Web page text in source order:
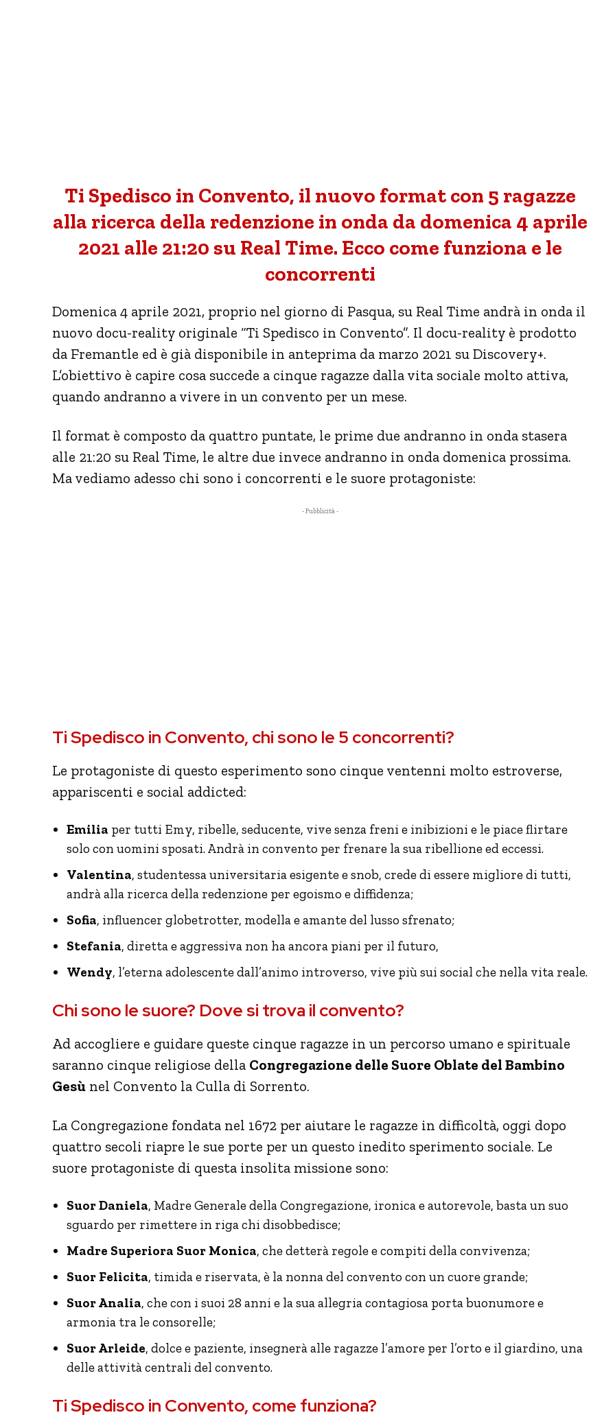
Ti Spedisco in Convento, il nuovo format con 5 ragazze
alla ricerca della redenzione in onda da domenica 4 aprile
2021 alle 21:20 su Real Time. Ecco come funziona e le
concorrenti
Domenica 4 aprile 2021, proprio nel giorno di Pasqua, su Real Time andrà in onda il
nuovo docu-reality originale “Ti Spedisco in Convento”. Il docu-reality è prodotto
da Fremantle ed è già disponibile in anteprima da marzo 2021 su Discovery+.
L’obiettivo è capire cosa succede a cinque ragazze dalla vita sociale molto attiva,
quando andranno a vivere in un convento per un mese.
Il format è composto da quattro puntate, le prime due andranno in onda stasera
alle 21:20 su Real Time, le altre due invece andranno in onda domenica prossima.
Ma vediamo adesso chi sono i concorrenti e le suore protagoniste:
- Pubblicità -
Ti Spedisco in Convento, chi sono le 5 concorrenti?
Le protagoniste di questo esperimento sono cinque ventenni molto estroverse,
appariscenti e social addicted:
Emilia per tutti Emy, ribelle, seducente, vive senza freni e inibizioni e le piace flirtare
solo con uomini sposati. Andrà in convento per frenare la sua ribellione ed eccessi.
Valentina, studentessa universitaria esigente e snob, crede di essere migliore di tutti,
andrà alla ricerca della redenzione per egoismo e diffidenza;
Sofia, influencer globetrotter, modella e amante del lusso sfrenato;
Stefania, diretta e aggressiva non ha ancora piani per il futuro,
Wendy, l’eterna adolescente dall’animo introverso, vive più sui social che nella vita reale.
Chi sono le suore? Dove si trova il convento?
Ad accogliere e guidare queste cinque ragazze in un percorso umano e spirituale
saranno cinque religiose della Congregazione delle Suore Oblate del Bambino
Gesù nel Convento la Culla di Sorrento.
La Congregazione fondata nel 1672 per aiutare le ragazze in difficoltà, oggi dopo
quattro secoli riapre le sue porte per un questo inedito sperimento sociale. Le
suore protagoniste di questa insolita missione sono:
Suor Daniela, Madre Generale della Congregazione, ironica e autorevole, basta un suo
sguardo per rimettere in riga chi disobbedisce;
Madre Superiora Suor Monica, che detterà regole e compiti della convivenza;
Suor Felicita, timida e riservata, è la nonna del convento con un cuore grande;
Suor Analia, che con i suoi 28 anni e la sua allegria contagiosa porta buonumore e
armonia tra le consorelle;
Suor Arleide, dolce e paziente, insegnerà alle ragazze l’amore per l’orto e il giardino, una
delle attività centrali del convento.
Ti Spedisco in Convento, come funziona?